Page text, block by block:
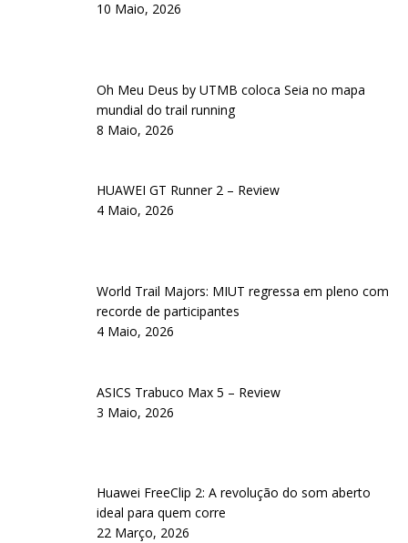
10 Maio, 2026
Oh Meu Deus by UTMB coloca Seia no mapa
mundial do trail running
8 Maio, 2026
HUAWEI GT Runner 2 – Review
4 Maio, 2026
World Trail Majors: MIUT regressa em pleno com
recorde de participantes
4 Maio, 2026
ASICS Trabuco Max 5 – Review
3 Maio, 2026
Huawei FreeClip 2: A revolução do som aberto
ideal para quem corre
22 Março, 2026